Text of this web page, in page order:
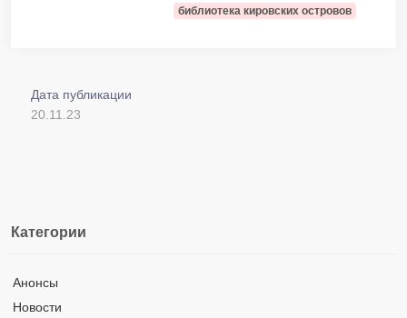
библиотека кировских островов
Дата публикации
20.11.23
Категории
Анонсы
Новости